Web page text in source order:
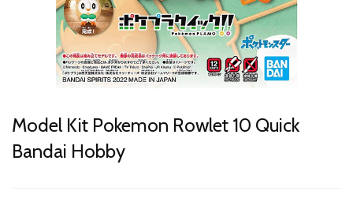
Model Kit Pokemon Rowlet 10 Quick
Bandai Hobby